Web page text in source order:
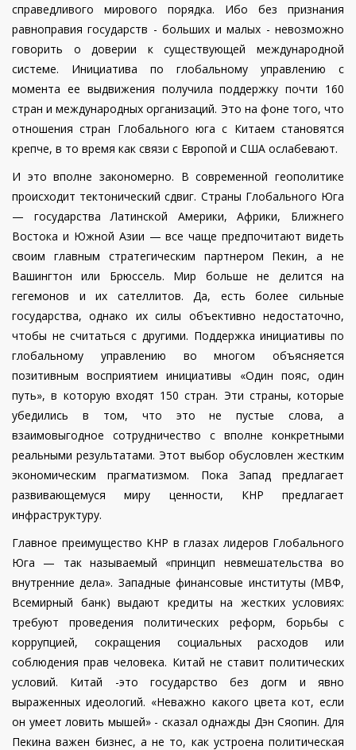
справедливого мирового порядка. Ибо без признания
равноправия государств - больших и малых - невозможно
говорить о доверии к существующей международной
системе. Инициатива по глобальному управлению с
момента ее выдвижения получила поддержку почти 160
стран и международных организаций. Это на фоне того, что
отношения стран Глобального юга с Китаем становятся
крепче, в то время как связи с Европой и США ослабевают.
И это вполне закономерно. В современной геополитике
происходит тектонический сдвиг. Страны Глобального Юга
— государства Латинской Америки, Африки, Ближнего
Востока и Южной Азии — все чаще предпочитают видеть
своим главным стратегическим партнером Пекин, а не
Вашингтон или Брюссель. Мир больше не делится на
гегемонов и их сателлитов. Да, есть более сильные
государства, однако их силы объективно недостаточно,
чтобы не считаться с другими. Поддержка инициативы по
глобальному управлению во многом объясняется
позитивным восприятием инициативы «Один пояс, один
путь», в которую входят 150 стран. Эти страны, которые
убедились в том, что это не пустые слова, а
взаимовыгодное сотрудничество с вполне конкретными
реальными результатами. Этот выбор обусловлен жестким
экономическим прагматизмом. Пока Запад предлагает
развивающемуся миру ценности, КНР предлагает
инфраструктуру.
Главное преимущество КНР в глазах лидеров Глобального
Юга — так называемый «принцип невмешательства во
внутренние дела». Западные финансовые институты (МВФ,
Всемирный банк) выдают кредиты на жестких условиях:
требуют проведения политических реформ, борьбы с
коррупцией, сокращения социальных расходов или
соблюдения прав человека. Китай не ставит политических
условий. Китай -это государство без догм и явно
выраженных идеологий. «Неважно какого цвета кот, если
он умеет ловить мышей» - сказал однажды Дэн Сяопин. Для
Пекина важен бизнес, а не то, как устроена политическая